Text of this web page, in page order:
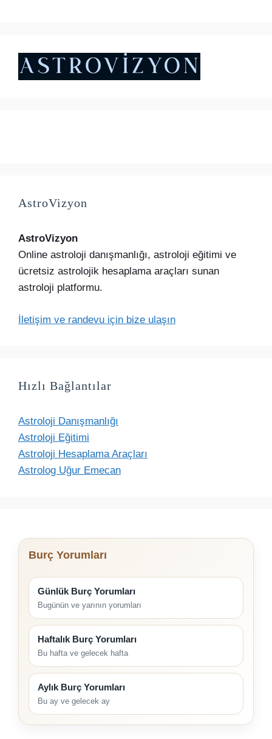
AstroVizyon
AstroVizyon
Online astroloji danışmanlığı, astroloji eğitimi ve
ücretsiz astrolojik hesaplama araçları sunan
astroloji platformu.
İletişim ve randevu için bize ulaşın
Hızlı Bağlantılar
Astroloji Danışmanlığı
Astroloji Eğitimi
Astroloji Hesaplama Araçları
Astrolog Uğur Emecan
Burç Yorumları
Günlük Burç Yorumları
Bugünün ve yarının yorumları
Haftalık Burç Yorumları
Bu hafta ve gelecek hafta
Aylık Burç Yorumları
Bu ay ve gelecek ay